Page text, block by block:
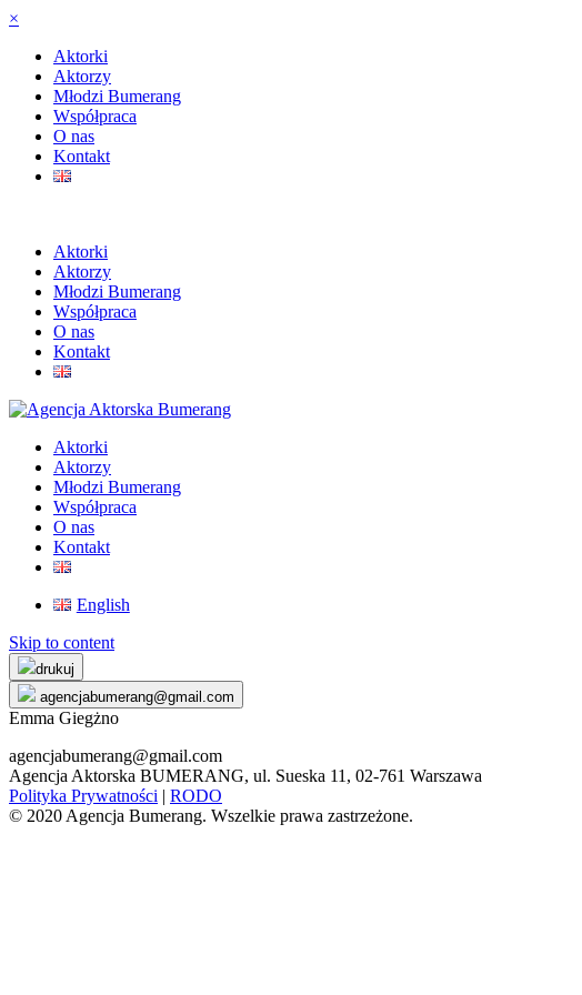
×
Aktorki
Aktorzy
Młodzi Bumerang
Współpraca
O nas
Kontakt
Aktorki
Aktorzy
Młodzi Bumerang
Współpraca
O nas
Kontakt
Aktorki
Aktorzy
Młodzi Bumerang
Współpraca
O nas
Kontakt
English
Skip to content
drukuj
agencjabumerang@gmail.com
Emma Giegżno
agencjabumerang@gmail.com
Agencja Aktorska BUMERANG, ul. Sueska 11, 02-761 Warszawa
Polityka Prywatności | RODO
© 2020 Agencja Bumerang. Wszelkie prawa zastrzeżone.